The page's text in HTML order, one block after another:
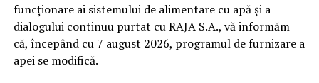
funcționare ai sistemului de alimentare cu apă și a
dialogului continuu purtat cu RAJA S.A., vă informăm
că, începând cu 7 august 2026, programul de furnizare a
apei se modifică.